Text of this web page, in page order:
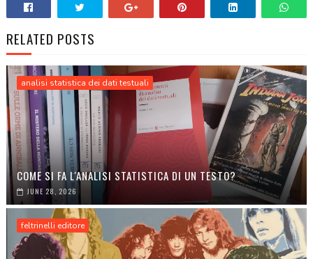
RELATED POSTS
analisi statistica dei dati testuali
COME SI FA L'ANALISI STATISTICA DI UN TESTO?
JUNE 28, 2026
feltrinelli editore